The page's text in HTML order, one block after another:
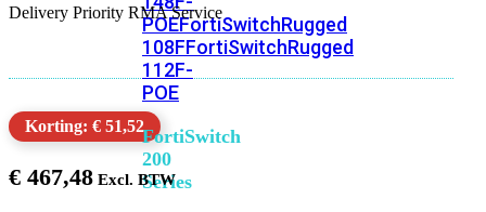
POEFortiSwitchRugged
108FFortiSwitchRugged
112F-
POE
FortiSwitch
200
Series
Delivery Priority RMA Service
Korting: € 51,52
€ 467,48